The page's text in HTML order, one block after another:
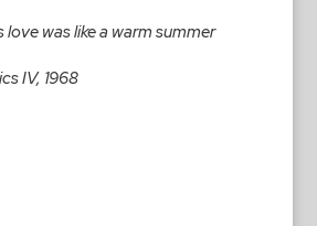
was like a warm summer
IV, 1968